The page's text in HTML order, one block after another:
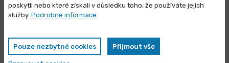
poskytli nebo které získali v důsledku toho, že používáte jejich
služby. Podrobné informace
Pouze nezbytné cookies Přijmout vše
Vybrané produkty nyní pořídíte za